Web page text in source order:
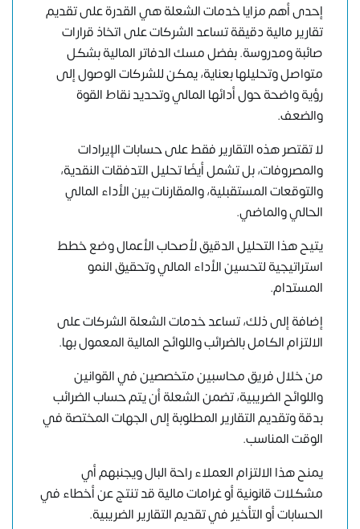
إحدى أهم مزايا خدمات الشعلة هي القدرة على تقديم
تقارير مالية دقيقة تساعد الشركات على اتخاذ قرارات
صائبة ومدروسة. بفضل مسك الدفاتر المالية بشكل
متواصل وتحليلها بعناية، يمكن للشركات الوصول إلى
رؤية واضحة حول أدائها المالي وتحديد نقاط القوة
والضعف.
لا تقتصر هذه التقارير فقط على حسابات الإيرادات
والمصروفات، بل تشمل أيضًا تحليل التدفقات النقدية،
والتوقعات المستقبلية، والمقارنات بين الأداء المالي
الحالي والماضي.
يتيح هذا التحليل الدقيق لأصحاب الأعمال وضع خطط
استراتيجية لتحسين الأداء المالي وتحقيق النمو
المستدام.
إضافة إلى ذلك، تساعد خدمات الشعلة الشركات على
الالتزام الكامل بالضرائب واللوائح المالية المعمول بها.
من خلال فريق محاسبين متخصصين في القوانين
واللوائح الضريبية، تضمن الشعلة أن يتم حساب الضرائب
بدقة وتقديم التقارير المطلوبة إلى الجهات المختصة في
الوقت المناسب.
يمنح هذا الالتزام العملاء راحة البال ويجنبهم أي
مشكلات قانونية أو غرامات مالية قد تنتج عن أخطاء في
الحسابات أو التأخير في تقديم التقارير الضريبية.